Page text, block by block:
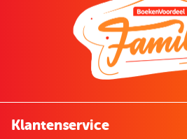
Klantenservice